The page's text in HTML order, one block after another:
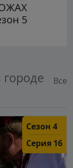
5
Все
Сезон 4
Серия 16